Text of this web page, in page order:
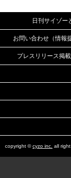
日刊サイゾー
お問い合わせ（情報
プレスリリース掲
copyright ©cyzo inc. all right